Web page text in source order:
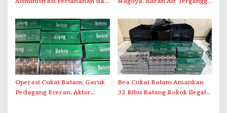
Duriangkang
Operasi Cukai Batam: Garuk
Pedagang Eceran, Aktor
Bea Cukai Batam Amankan
32 Ribu Batang Rokok Ilegal